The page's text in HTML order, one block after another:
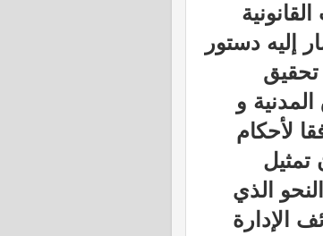
إليه دستور
الدولة تحقيق
و
لأحكام
تمثيل
الذي
الإدارة